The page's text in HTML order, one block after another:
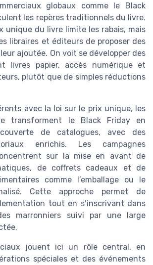
globaux comme le Black
les repères traditionnels du livre.
unique du livre limite les rabais, mais
libraires et éditeurs de proposer des
ajoutée. On voit se développer des
livres papier, accès numérique et
plutôt que de simples réductions
avec la loi sur le prix unique, les
transforment le Black Friday en
de catalogues, avec des
enrichis. Les campagnes
sur la mise en avant de
de coffrets cadeaux et de
comme l’emballage ou le
Cette approche permet de
tout en s’inscrivant dans
marronniers suivi par une large
jouent ici un rôle central, en
spéciales et des événements